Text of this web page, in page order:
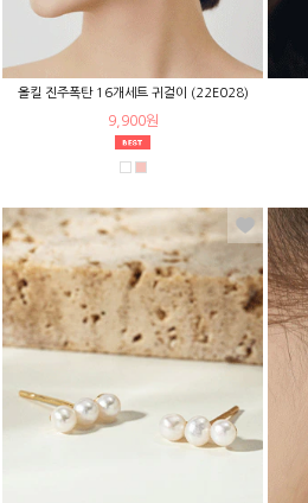
올킬 진주폭탄 16개세트 귀걸이 (22E028)
9,900원